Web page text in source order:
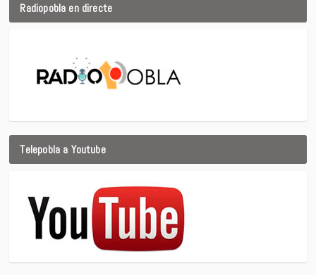
Radiopobla en directe
Telepobla a Youtube